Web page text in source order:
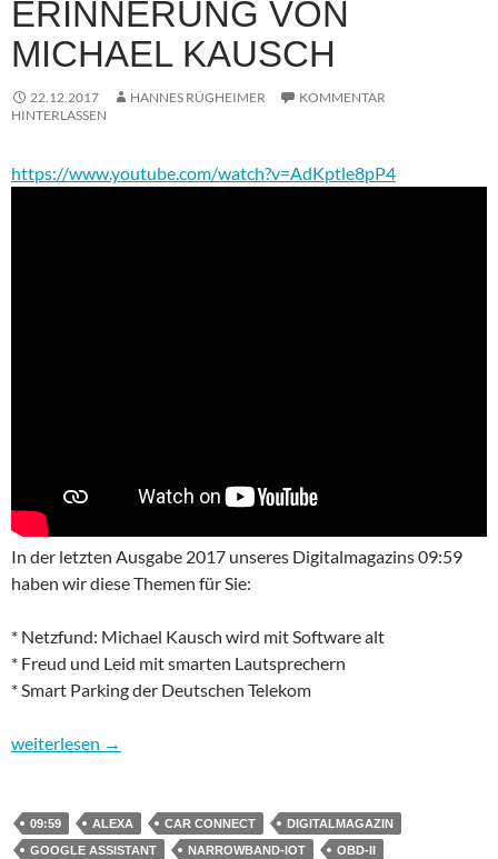
ERINNERUNG VON
MICHAEL KAUSCH
22.12.2017 HANNES RÜGHEIMER
KOMMENTAR
HINTERLASSEN
https://www.youtube.com/watch?v=AdKptle8pP4
In der letzten Ausgabe 2017 unseres Digitalmagazins 09:59
haben wir diese Themen für Sie:
* Netzfund: Michael Kausch wird mit Software alt
* Freud und Leid mit smarten Lautsprechern
* Smart Parking der Deutschen Telekom
09:59 – das Digitalmagazin: Smartes Parken & Smarte
weiterlesen →
09:59 ALEXA CAR CONNECT
DIGITALMAGAZIN
GOOGLE ASSISTANT
NARROWBAND-IOT
OBD-II